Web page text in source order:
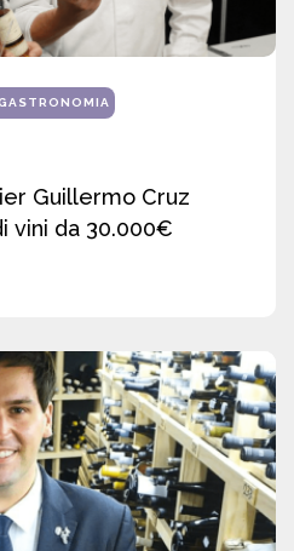
Guillermo Cruz
vini da 30.000€